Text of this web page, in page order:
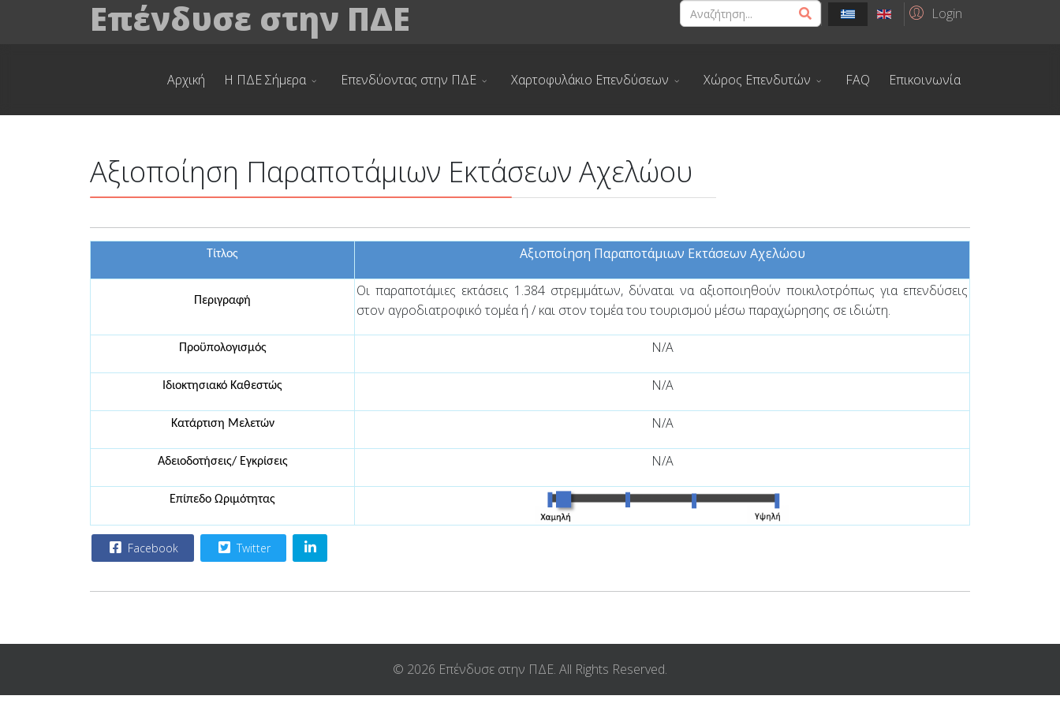
Επένδυσε στην ΠΔΕ Login
Αρχική Η ΠΔΕ Σήμερα Επενδύοντας στην ΠΔΕ Χαρτοφυλάκιο Επενδύσεων Χώρος Επενδυτών FAQ Επικοινωνία
Αξιοποίηση Παραποτάμιων Εκτάσεων Αχελώου
Τίτλος Αξιοποίηση Παραποτάμιων Εκτάσεων Αχελώου
Περιγραφή
Οι παραποτάμιες εκτάσεις 1.384 στρεμμάτων, δύναται να αξιοποιηθούν ποικιλοτρόπως για επενδύσεις
στον αγροδιατροφικό τομέα ή / και στον τομέα του τουρισμού μέσω παραχώρησης σε ιδιώτη.
Προϋπολογισμός Ν/Α
Ιδιοκτησιακό Καθεστώς Ν/Α
Κατάρτιση Μελετών Ν/Α
Αδειοδοτήσεις/ Εγκρίσεις Ν/Α
Επίπεδο Ωριμότητας
Facebook Twitter
© 2026 Επένδυσε στην ΠΔΕ. All Rights Reserved.